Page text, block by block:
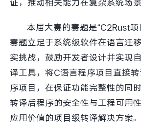
证，推动相关能力在复杂系统场景
本届大赛的赛题是“C2Rust项
赛题立足于系统级软件在语言迁
实挑战，鼓励开发者设计并实现
译工具，将C语言程序项目直接
序项目，在保证功能完整性的同
转译后程序的安全性与工程可用
应用价值的项目级转译解决方案。